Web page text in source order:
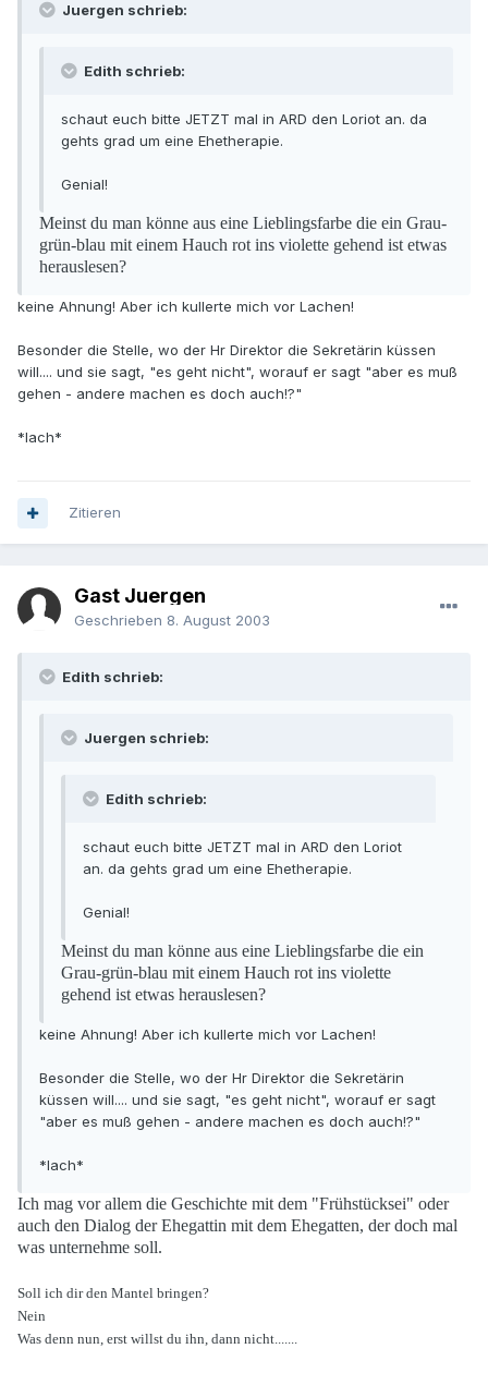
Juergen schrieb:
Edith schrieb:
schaut euch bitte JETZT mal in ARD den Loriot an. da
gehts grad um eine Ehetherapie.
Genial!
Meinst du man könne aus eine Lieblingsfarbe die ein Grau-
grün-blau mit einem Hauch rot ins violette gehend ist etwas
herauslesen?
keine Ahnung! Aber ich kullerte mich vor Lachen!
Besonder die Stelle, wo der Hr Direktor die Sekretärin küssen
will.... und sie sagt, "es geht nicht", worauf er sagt "aber es muß
gehen - andere machen es doch auch!?"
*lach*
Zitieren
Gast Juergen
Geschrieben 8. August 2003
Edith schrieb:
Juergen schrieb:
Edith schrieb:
schaut euch bitte JETZT mal in ARD den Loriot
an. da gehts grad um eine Ehetherapie.
Genial!
Meinst du man könne aus eine Lieblingsfarbe die ein
Grau-grün-blau mit einem Hauch rot ins violette
gehend ist etwas herauslesen?
keine Ahnung! Aber ich kullerte mich vor Lachen!
Besonder die Stelle, wo der Hr Direktor die Sekretärin
küssen will.... und sie sagt, "es geht nicht", worauf er sagt
"aber es muß gehen - andere machen es doch auch!?"
*lach*
Ich mag vor allem die Geschichte mit dem "Frühstücksei" oder
auch den Dialog der Ehegattin mit dem Ehegatten, der doch mal
was unternehme soll.
Soll ich dir den Mantel bringen?
Nein
Was denn nun, erst willst du ihn, dann nicht.......